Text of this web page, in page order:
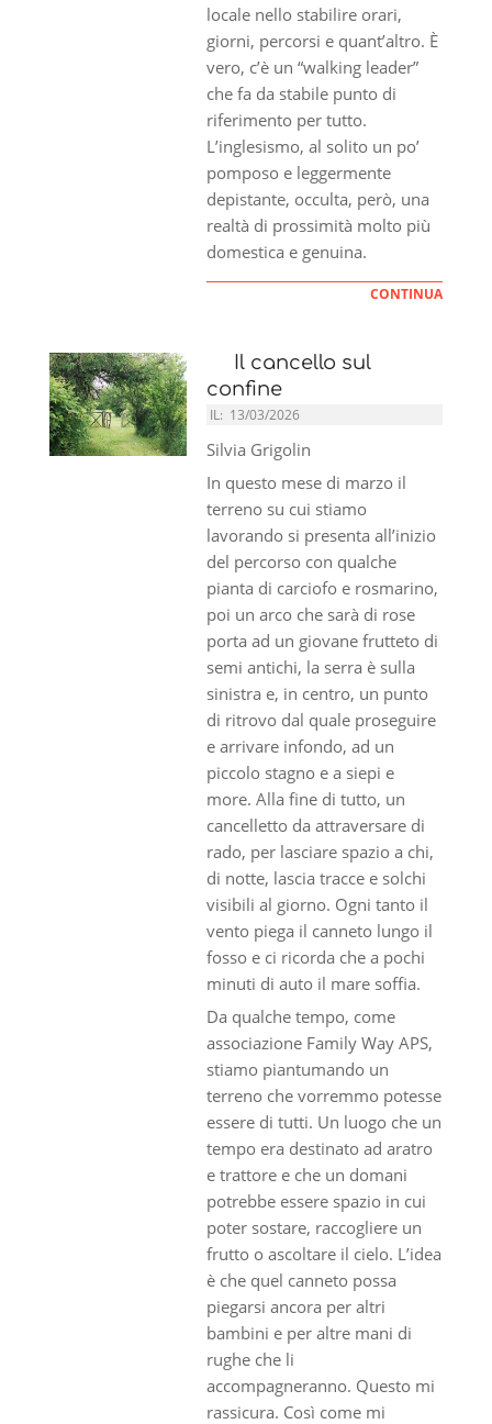
locale nello stabilire orari,
giorni, percorsi e quant’altro. È
vero, c’è un “walking leader”
che fa da stabile punto di
riferimento per tutto.
L’inglesismo, al solito un po’
pomposo e leggermente
depistante, occulta, però, una
realtà di prossimità molto più
domestica e genuina.
CONTINUA
Il cancello sul
confine
IL: 13/03/2026
Silvia Grigolin
In questo mese di marzo il
terreno su cui stiamo
lavorando si presenta all’inizio
del percorso con qualche
pianta di carciofo e rosmarino,
poi un arco che sarà di rose
porta ad un giovane frutteto di
semi antichi, la serra è sulla
sinistra e, in centro, un punto
di ritrovo dal quale proseguire
e arrivare infondo, ad un
piccolo stagno e a siepi e
more. Alla fine di tutto, un
cancelletto da attraversare di
rado, per lasciare spazio a chi,
di notte, lascia tracce e solchi
visibili al giorno. Ogni tanto il
vento piega il canneto lungo il
fosso e ci ricorda che a pochi
minuti di auto il mare soffia.
Da qualche tempo, come
associazione Family Way APS,
stiamo piantumando un
terreno che vorremmo potesse
essere di tutti. Un luogo che un
tempo era destinato ad aratro
e trattore e che un domani
potrebbe essere spazio in cui
poter sostare, raccogliere un
frutto o ascoltare il cielo. L’idea
è che quel canneto possa
piegarsi ancora per altri
bambini e per altre mani di
rughe che li
accompagneranno. Questo mi
rassicura. Così come mi